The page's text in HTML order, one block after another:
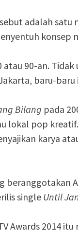
adalah satu
konsep
atau 90-an.
baru-baru
Bilang pada
lokal pop
karya
beranggotakan
singleUntil
Awards 2014